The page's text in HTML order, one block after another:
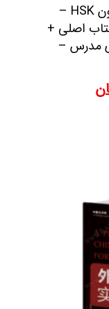
خرید و دانلود کتاب HSK-4 برای آزمون HSK –
اصلی +
مدرس –